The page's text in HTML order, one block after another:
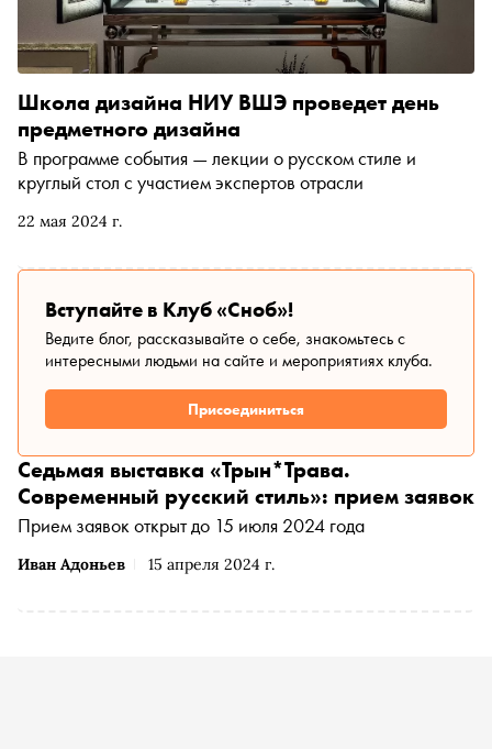
22 мая 2024 г.
Школа дизайна НИУ ВШЭ проведет день
предметного дизайна
В программе события — лекции о русском стиле и
круглый стол с участием экспертов отрасли
Вступайте в Клуб «Сноб»!
Ведите блог, рассказывайте о себе, знакомьтесь с
интересными людьми на сайте и мероприятиях клуба.
Присоединиться
Иван Адоньев 15 апреля 2024 г.
Седьмая выставка «Трын*Трава.
Современный русский стиль»: прием заявок
Прием заявок открыт до 15 июля 2024 года